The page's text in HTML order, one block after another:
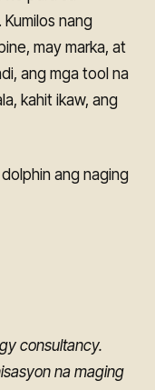
nang
may marka, at
ang mga tool na
kahit ikaw, ang
ang naging
consultancy.
na maging